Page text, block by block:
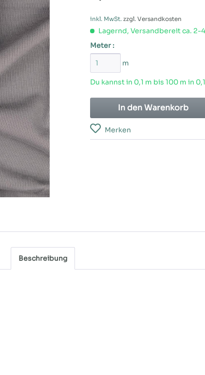
inkl. MwSt. zzgl. Versandkosten
Lagernd, Versandbereit ca. 2-
Meter :
m
Du kannst in 0,1 m bis 100m in
In den Warenkorb
Merken
Beschreibung